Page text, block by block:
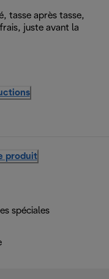
tasse après tasse,
juste avant la
produit
spéciales